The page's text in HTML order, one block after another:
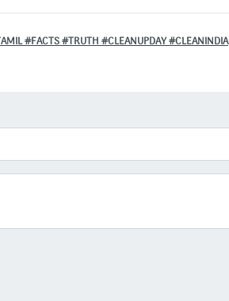
#FACTS #TRUTH #CLEANUPDAY #CLEANINDIA